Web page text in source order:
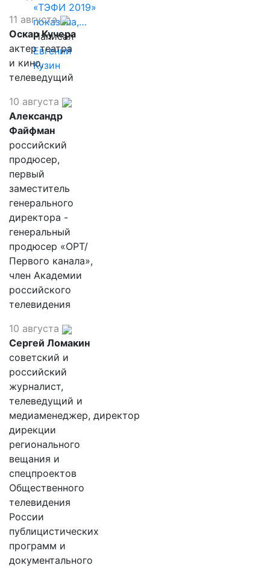
«ТЭФИ 2019»
показала,…
Написал
Евгений
Кузин
11 августа
Оскар Кучера
актер театра
и кино,
телеведущий
10 августа
Александр
Файфман
российский
продюсер,
первый
заместитель
генерального
директора -
генеральный
продюсер «ОРТ/
Первого канала»,
член Академии
российского
телевидения
10 августа
Сергей Ломакин
советский и
российский
журналист,
телеведущий и
медиаменеджер, директор
дирекции
регионального
вещания и
спецпроектов
Общественного
телевидения
России
публицистических
программ и
документального